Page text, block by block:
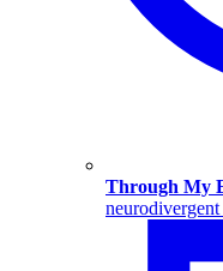
Through My